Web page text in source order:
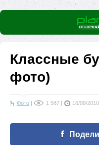
Классные
фото)
Фото | 1 587 | 16/09/2010